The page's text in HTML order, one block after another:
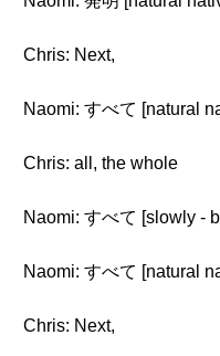
Chris: Next,
Naomi: すべて [natural
Chris: all, the whole
Naomi: すべて [slowly -
Naomi: すべて [natural
Chris: Next,